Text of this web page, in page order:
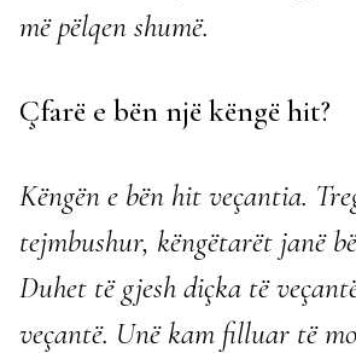
më pëlqen shumë.
Çfarë e bën një këngë hit?
Këngën e bën hit veçantia.
tejmbushur, këngëtarët janë
Duhet të gjesh diçka të
veçantë. Unë kam filluar të